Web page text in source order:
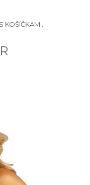
KOŠÍČKAMI.